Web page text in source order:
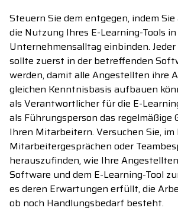
Steuern Sie dem entgegen, indem
die Nutzung Ihres E-Learning-Tools
Unternehmensalltag einbinden.
sollte zuerst in der betreffenden
werden, damit alle Angestellten ihre
gleichen Kenntnisbasis aufbauen
als Verantwortlicher fürdie E-
als Führungsperson das regelmäßige
Ihren Mitarbeitern. Versuchen Sie, im
Mitarbeitergesprächen oder
herauszufinden, wie Ihre
Software und dem E-Learning-Tool
es deren Erwartungen erfüllt, die
ob noch Handlungsbedarf besteht.